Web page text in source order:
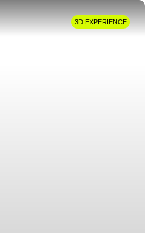
3D EXPERIENCE